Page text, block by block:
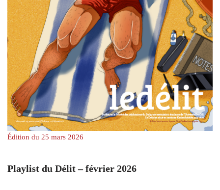
Édition du 25 mars 2026
Playlist du Délit – février 2026